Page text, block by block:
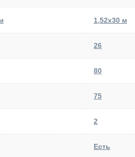
1,52х30 м
26
80
75
2
Есть